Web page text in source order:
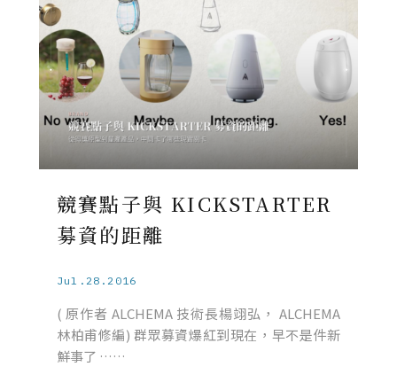
競賽點子與 KICKSTARTER
募資的距離
Jul.28.2016
( 原作者 ALCHEMA 技術長楊翊弘， ALCHEMA
林柏甫修編) 群眾募資爆紅到現在，早不是件新
鮮事了 ……